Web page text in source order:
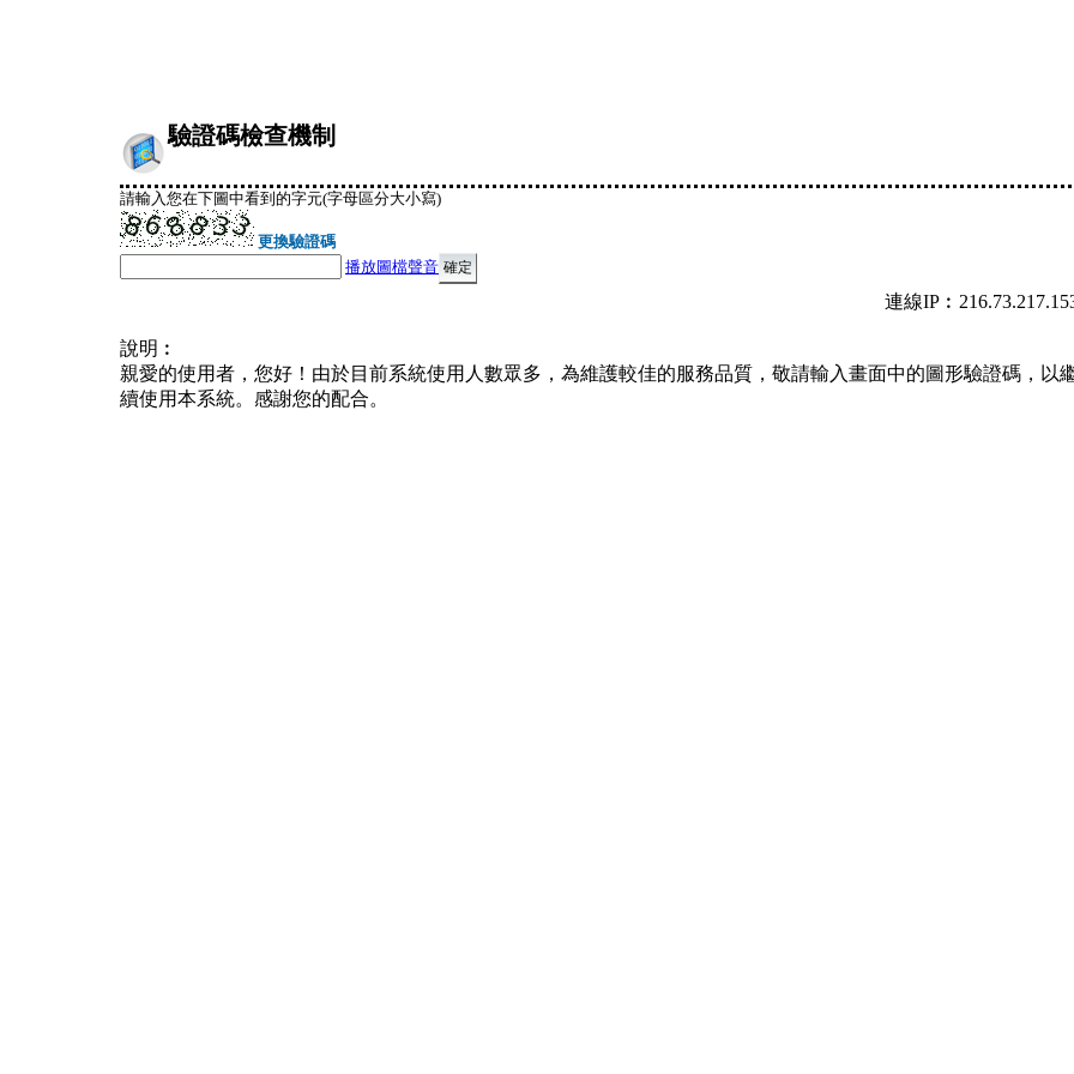
驗證碼檢查機制
請輸入您在下圖中看到的字元(字母區分大小寫)
更換驗證碼
播放圖檔聲音
連線
說明︰
親愛的使用者，您好！由於目前系統使用人數眾多，為維護較佳的服務品質，敬請輸入畫面中的圖形驗證碼，以
續使用本系統。感謝您的配合。